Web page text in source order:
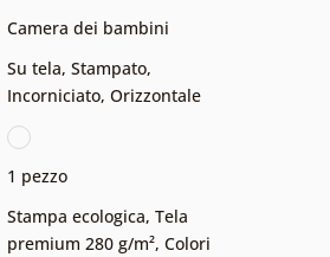
Camera dei bambini
Su tela, Stampato,
Incorniciato, Orizzontale
1 pezzo
Stampa ecologica, Tela
premium 280 g/m², Colori